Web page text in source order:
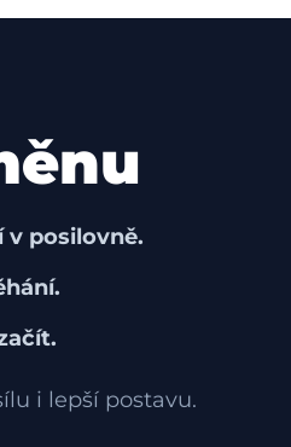
v posilovně.
i lepší postavu.